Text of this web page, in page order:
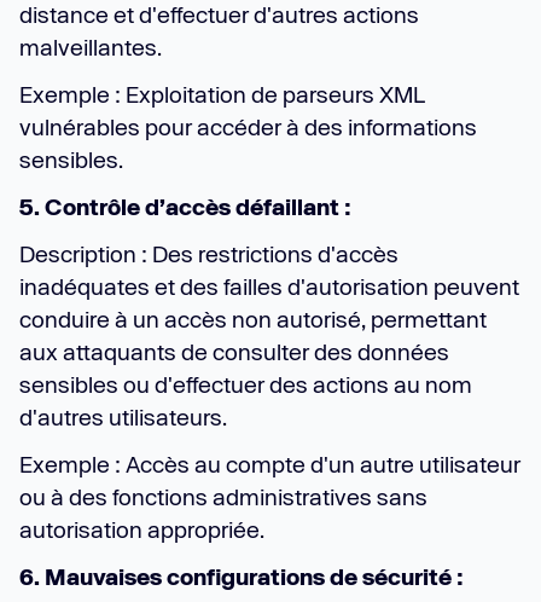
distance et d'effectuer d'autres actions
malveillantes.
Exemple : Exploitation de parseurs XML
vulnérables pour accéder à des informations
sensibles.
5. Contrôle d’accès défaillant :
Description : Des restrictions d'accès
inadéquates et des failles d'autorisation peuvent
conduire à un accès non autorisé, permettant
aux attaquants de consulter des données
sensibles ou d'effectuer des actions au nom
d'autres utilisateurs.
Exemple : Accès au compte d'un autre utilisateur
ou à des fonctions administratives sans
autorisation appropriée.
6. Mauvaises configurations de sécurité :